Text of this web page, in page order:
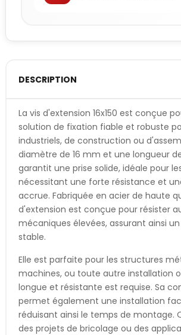
DESCRIPTION
La vis d'extension 16x150 est conçue
solution de fixation fiable et robuste
industriels, de construction ou
diamètre de 16 mm et une longueur
garantit une prise solide, idéale pour
nécessitant une forte résistance et
accrue. Fabriquée en acier de haute
d'extension est conçue pour résister
mécaniques élevées, assurant ainsi
stable.
Elle est parfaite pour les structures
machines, ou toute autre installation
longue et résistante est requise. Sa
permet également une installation
réduisant ainsi le temps de montage.
des projets de bricolage ou des